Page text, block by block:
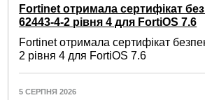
Fortinet отримала сертифікат
62443-4-2 рівня 4 для FortiOS 7.6
Fortinet отримала сертифікат
2 рівня 4 для FortiOS 7.6
5 СЕРПНЯ 2026